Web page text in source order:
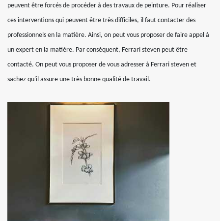
peuvent être forcés de procéder à des travaux de peinture. Pour réaliser
ces interventions qui peuvent être très difficiles, il faut contacter des
professionnels en la matière. Ainsi, on peut vous proposer de faire appel à
un expert en la matière. Par conséquent, Ferrari steven peut être
contacté. On peut vous proposer de vous adresser à Ferrari steven et
sachez qu'il assure une très bonne qualité de travail.